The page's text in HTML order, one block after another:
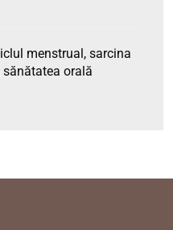
menstrual, sarcina
orală